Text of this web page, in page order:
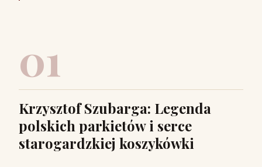
01
Krzysztof Szubarga: Legenda
polskich parkietów i serce
starogardzkiej koszykówki